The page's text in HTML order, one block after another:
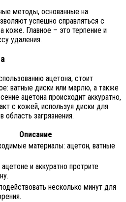
методы, основанные на
успешно справляться с
коже. Главное – это терпение и
удаления.
ацетона, стоит
ватные диски или марлю, а также
ацетона происходит аккуратно,
с кожей, используя диски для
область загрязнения.
Описание
материалы: ацетон, ватные
и аккуратно протрите
несколько минут для